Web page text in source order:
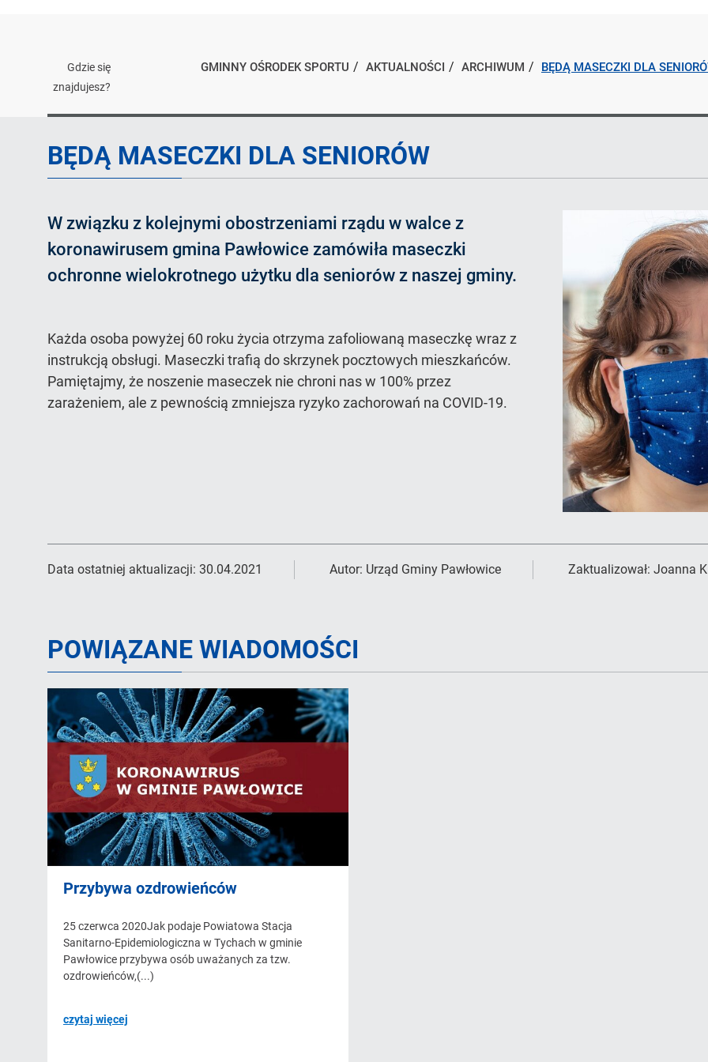
Gdzie się
znajdujesz?
GMINNY OŚRODEK SPORTU AKTUALNOŚCI ARCHIWUM BĘDĄ MASECZKI DLA
BĘDĄ MASECZKI DLA SENIORÓW
W związku z kolejnymi obostrzeniami rządu w walce z
koronawirusem gmina Pawłowice zamówiła maseczki
ochronne wielokrotnego użytku dla seniorów z naszej gminy.
Każda osoba powyżej 60 roku życia otrzyma zafoliowaną maseczkę wraz z
instrukcją obsługi. Maseczki trafią do skrzynek pocztowych mieszkańców.
Pamiętajmy, że noszenie maseczek nie chroni nas w 100% przez
zarażeniem, ale z pewnością zmniejsza ryzyko zachorowań na COVID-19.
Data ostatniej aktualizacji: 30.04.2021 Autor: Urząd Gminy Pawłowice Zaktualizował: Joanna
POWIĄZANE WIADOMOŚCI
Przybywa ozdrowieńców
25 czerwca 2020Jak podaje Powiatowa Stacja
Sanitarno-Epidemiologiczna w Tychach w gminie
Pawłowice przybywa osób uważanych za tzw.
ozdrowieńców,(...)
czytaj więcej